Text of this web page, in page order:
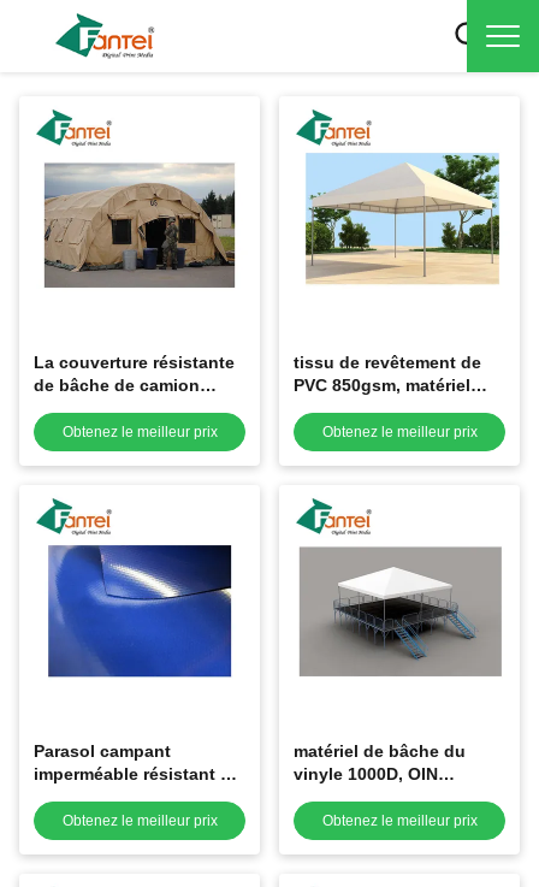
La couverture résistante
de bâche de camion
séchage rapide 9001
Obtenez le meilleur prix
tissu de revêtement de
PVC 850gsm, matériel
camion de 1.02m
Obtenez le meilleur prix
Parasol campant
imperméable résistant à
pluie de bâche extérieur
Obtenez le meilleur prix
matériel de bâche du
vinyle 1000D, OIN
bâche de camion
Obtenez le meilleur prix